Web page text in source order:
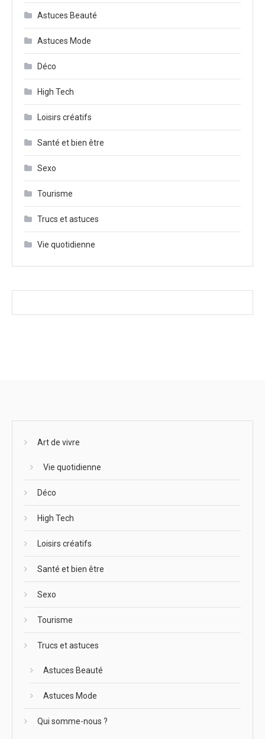
Astuces Beauté
Astuces Mode
Déco
High Tech
Loisirs créatifs
Santé et bien être
Sexo
Tourisme
Trucs et astuces
Vie quotidienne
Art de vivre
Vie quotidienne
Déco
High Tech
Loisirs créatifs
Santé et bien être
Sexo
Tourisme
Trucs et astuces
Astuces Beauté
Astuces Mode
Qui somme-nous ?